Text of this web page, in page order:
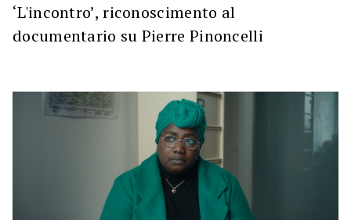
‘L'incontro’, riconoscimento al
documentario su Pierre Pinoncelli